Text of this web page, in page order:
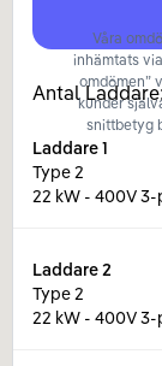
Våra
inhämtats
omdömen”
kunder
snittbetyg
Antal
Laddare1
Type 2
22 kW - 400V
Laddare2
Type 2
22 kW - 400V